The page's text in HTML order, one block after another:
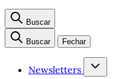
Buscar
Buscar Fechar
Newsletters